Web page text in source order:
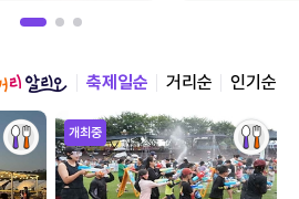
축제일순 거리순 인기순
개최중